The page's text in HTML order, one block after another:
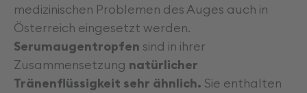
medizinischen Problemen des Auges auch in
Österreich eingesetzt werden.
Serumaugentropfen sind in ihrer
Zusammensetzung natürlicher
Tränenflüssigkeit sehr ähnlich. Sie enthalten